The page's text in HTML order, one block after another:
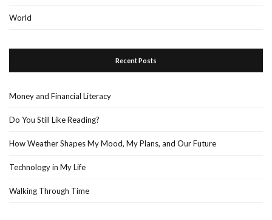
World
Recent Posts
Money and Financial Literacy
Do You Still Like Reading?
How Weather Shapes My Mood, My Plans, and Our Future
Technology in My Life
Walking Through Time